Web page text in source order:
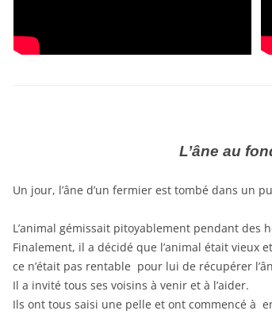
L’âne au
Un jour, l’âne d’un fermier est tombé dans un
L’animal gémissait pitoyablement pendant
Finalement, il a décidé que l’animal était vieux
ce n’était pas rentable pour lui de récupérer
Il a invité tous ses voisins à venir et à l’aider.
Ils ont tous saisi une pelle et ont commencé à